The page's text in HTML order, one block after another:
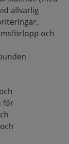
allvarlig
och
för